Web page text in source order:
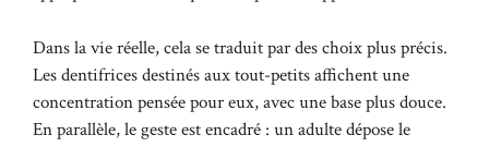
Dans la vie réelle, cela se traduit par des choix plus précis.
Les dentifrices destinés aux tout-petits affichent une
concentration pensée pour eux, avec une base plus douce.
En parallèle, le geste est encadré : un adulte dépose le